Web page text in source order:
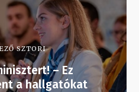
SZTORI
– Ez
a hallgatókat